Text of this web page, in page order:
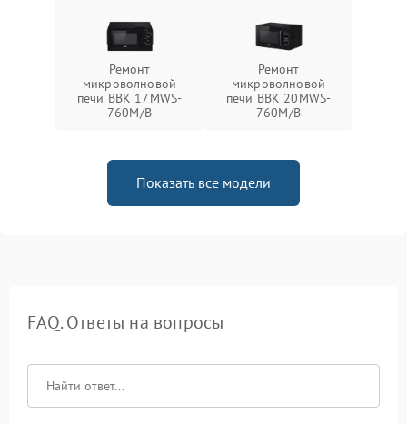
Ремонт
микроволновой
печи BBK 17MWS-
760M/B
Ремонт
микроволновой
печи BBK 20MWS-
760M/B
Показать все модели
FAQ. Ответы на вопросы